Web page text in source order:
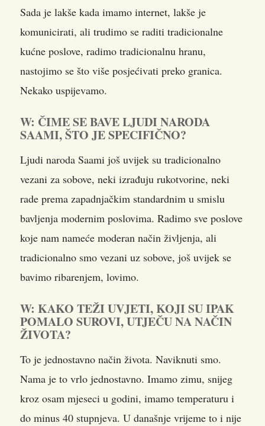
Sada je lakše kada imamo internet, lakše je
komunicirati, ali trudimo se raditi tradicionalne
kućne poslove, radimo tradicionalnu hranu,
nastojimo se što više posjećivati preko granica.
Nekako uspijevamo.
W: ČIME SE BAVE LJUDI NARODA
SAAMI, ŠTO JE SPECIFIČNO?
Ljudi naroda Saami još uvijek su tradicionalno
vezani za sobove, neki izrađuju rukotvorine, neki
rade prema zapadnjačkim standardnim u smislu
bavljenja modernim poslovima. Radimo sve poslove
koje nam nameće moderan način življenja, ali
tradicionalno smo vezani uz sobove, još uvijek se
bavimo ribarenjem, lovimo.
W: KAKO TEŽI UVJETI, KOJI SU IPAK
POMALO SUROVI, UTJEČU NA NAČIN
ŽIVOTA?
To je jednostavno način života. Naviknuti smo.
Nama je to vrlo jednostavno. Imamo zimu, snijeg
kroz osam mjeseci u godini, imamo temperaturu i
do minus 40 stupnjeva. U današnje vrijeme to i nije